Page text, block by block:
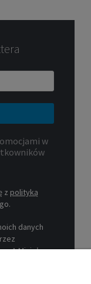
w
z polityką
danych
A.Mizioł,